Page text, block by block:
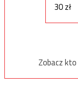
30 zł
Zobacz